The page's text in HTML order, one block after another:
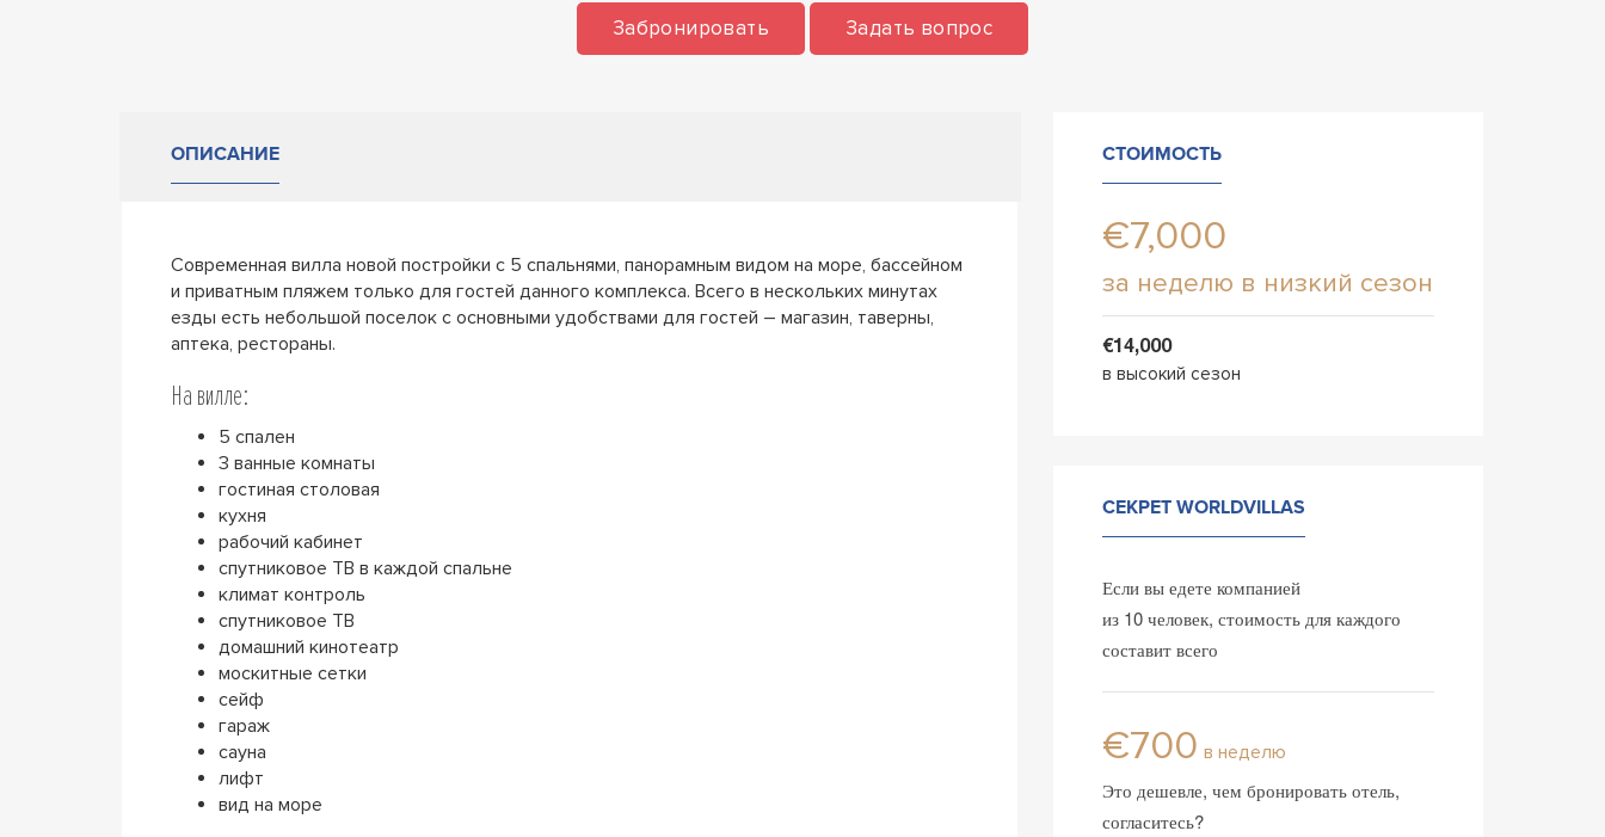
Забронировать Задать вопрос
ОПИСАНИЕ
Современная вилла новой постройки с 5 спальнями, панорамным видом на море, бассейном
и приватным пляжем только для гостей данного комплекса. Всего в нескольких минутах
езды есть небольшой поселок с основными удобствами для гостей – магазин, таверны,
аптека, рестораны.
На вилле:
5 спален
3 ванные комнаты
гостиная столовая
кухня
рабочий кабинет
спутниковое ТВ в каждой спальне
климат контроль
спутниковое ТВ
домашний кинотеатр
москитные сетки
сейф
гараж
сауна
лифт
вид на море
СТОИМОСТЬ
€7,000
за неделю в низкий сезон
€14,000
в высокий сезон
СЕКРЕТ WORLDVILLAS
Если вы едете компанией
из 10 человек, стоимость для каждого
составит всего
€700 в неделю
Это дешевле, чем бронировать отель,
согласитесь?